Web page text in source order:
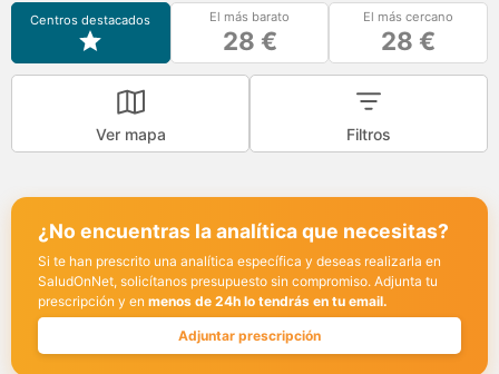
Centros destacados El más barato
28 €
El más cercano
28 €
Ver mapa Filtros
¿No encuentras la analítica que necesitas?
Si te han prescrito una analítica específica y deseas realizarla en
SaludOnNet, solicítanos presupuesto sin compromiso. Adjunta tu
prescripción y en menos de 24h lo tendrás en tu email.
Adjuntar prescripción